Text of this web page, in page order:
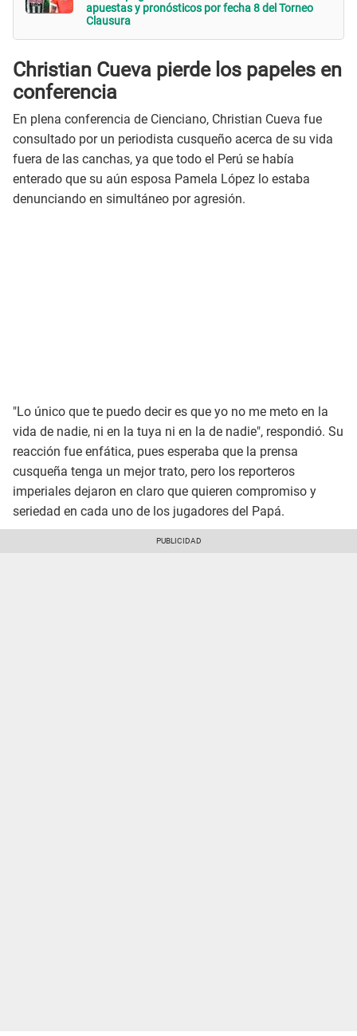
apuestas y pronósticos por fecha 8 del Torneo
Clausura
Christian Cueva pierde los papeles en
conferencia
En plena conferencia de Cienciano, Christian Cueva fue
consultado por un periodista cusqueño acerca de su vida
fuera de las canchas, ya que todo el Perú se había
enterado que su aún esposa Pamela López lo estaba
denunciando en simultáneo por agresión.
"Lo único que te puedo decir es que yo no me meto en la
vida de nadie, ni en la tuya ni en la de nadie", respondió. Su
reacción fue enfática, pues esperaba que la prensa
cusqueña tenga un mejor trato, pero los reporteros
imperiales dejaron en claro que quieren compromiso y
seriedad en cada uno de los jugadores del Papá.